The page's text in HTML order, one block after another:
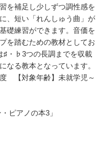
を補足し少しずつ調性感を
、短い「れんしゅう曲」が
礎練習ができます。音価を
を踏むための教材としてお
♯・♭3つの長調までを収載
なる教本となっています。
度 【対象年齢】未就学児～
ピアノの本3」